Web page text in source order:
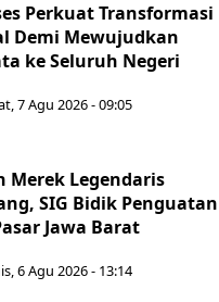
Perkuat Transformasi
Demi Mewujudkan
ke Seluruh Negeri
7 Agu 2026 - 09:05
Merek Legendaris
SIG Bidik Penguatan
Jawa Barat
6 Agu 2026 - 13:14